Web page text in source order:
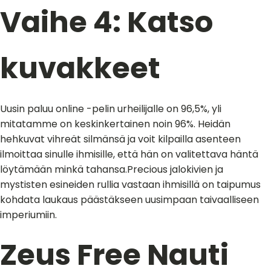
Vaihe 4: Katso
kuvakkeet
Uusin paluu online -pelin urheilijalle on 96,5%, yli
mitatamme on keskinkertainen noin 96%. Heidän
hehkuvat vihreät silmänsä ja voit kilpailla asenteen
ilmoittaa sinulle ihmisille, että hän on valitettava häntä
löytämään minkä tahansa.Precious jalokivien ja
mystisten esineiden rullia vastaan ​​ihmisillä on taipumus
kohdata laukaus päästäkseen uusimpaan taivaalliseen
imperiumiin.
Zeus Free Nauti